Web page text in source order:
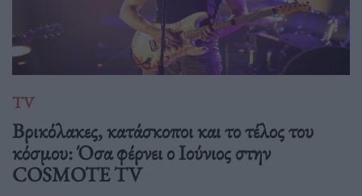
TV
Βρικόλακες, κατάσκοποι και το τέλος του
κόσμου: Όσα φέρνει ο Ιούνιος στην
COSMOTE TV